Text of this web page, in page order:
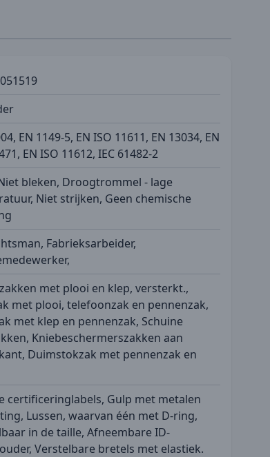
EN 1149-5, EN ISO 11611, EN 13034, EN
EN ISO 11612, IEC 61482-2
bleken, Droogtrommel - lage
Niet strijken, Geen chemische
Fabrieksarbeider,
met plooi en klep, versterkt.,
met plooi, telefoonzak en pennenzak,
met klep en pennenzak, Schuine
Kniebeschermerszakken aan
Duimstokzak met pennenzak en
certificeringlabels, Gulp met metalen
Lussen, waarvan één met D-ring,
in de taille, Afneembare ID-
Verstelbare bretels met elastiek.